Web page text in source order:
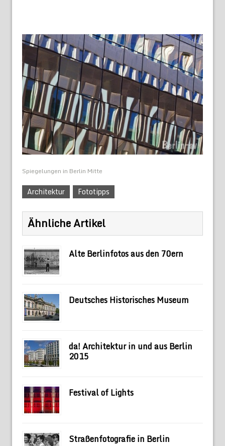
Spiegelungen in Berlin Mitte
Architektur Fototipps
Ähnliche Artikel
Alte Berlinfotos aus den 70ern
Deutsches Historisches Museum
da! Architektur in und aus Berlin
2015
Festival of Lights
Straßenfotografie in Berlin